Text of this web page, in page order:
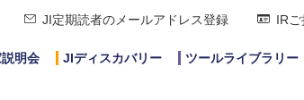
JI定期読者のメールアドレス登録 IR
明会 JIディスカバリー ツールライブラリー